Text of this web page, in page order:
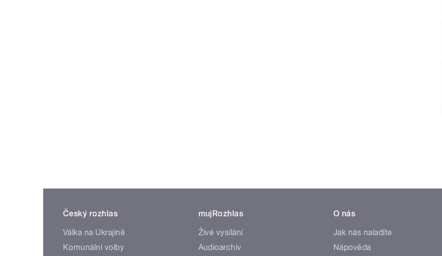
Český rozhlas
Válka na Ukrajině
Komunální volby
mujRozhlas
Živé vysílání
Audioarchiv
O nás
Jak nás naladíte
Nápověda